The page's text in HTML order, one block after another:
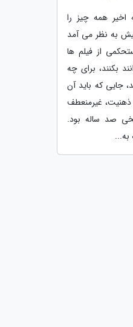
اخیر همه چیز را
به نظر می آمد
از فیلم ها
بکنند، برای چه
جایی که باید آن
ذهنیت، غیرمنعطف
صد ساله بود.